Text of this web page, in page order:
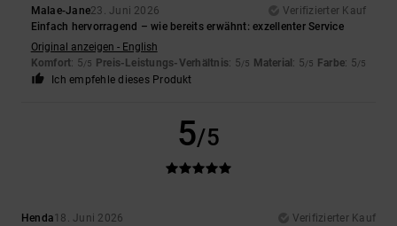
Malae-Jane23. Juni 2026
Verifizierter Kauf
Einfach hervorragend – wie bereits erwähnt: exzellenter Service
Original anzeigen - English
Komfort: 5/5 Preis-Leistungs-Verhältnis: 5/5 Material: 5/5 Farbe: 5/5
Ich empfehle dieses Produkt
5/5
Henda18. Juni 2026
Verifizierter Kauf